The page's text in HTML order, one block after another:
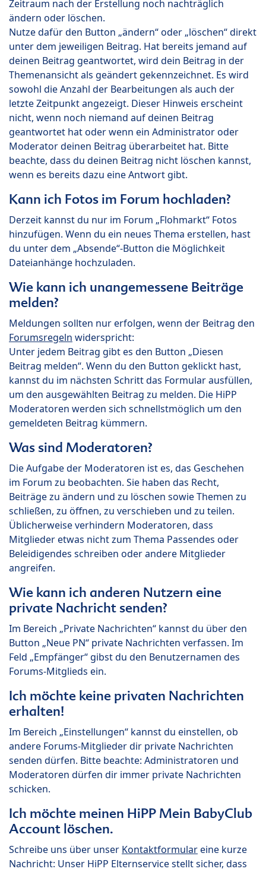
Zeitraum nach der Erstellung noch nachträglich
ändern oder löschen.
Nutze dafür den Button „ändern“ oder „löschen“ direkt
unter dem jeweiligen Beitrag. Hat bereits jemand auf
deinen Beitrag geantwortet, wird dein Beitrag in der
Themenansicht als geändert gekennzeichnet. Es wird
sowohl die Anzahl der Bearbeitungen als auch der
letzte Zeitpunkt angezeigt. Dieser Hinweis erscheint
nicht, wenn noch niemand auf deinen Beitrag
geantwortet hat oder wenn ein Administrator oder
Moderator deinen Beitrag überarbeitet hat. Bitte
beachte, dass du deinen Beitrag nicht löschen kannst,
wenn es bereits dazu eine Antwort gibt.
Kann ich Fotos im Forum hochladen?
Derzeit kannst du nur im Forum „Flohmarkt“ Fotos
hinzufügen. Wenn du ein neues Thema erstellen, hast
du unter dem „Absende“-Button die Möglichkeit
Dateianhänge hochzuladen.
Wie kann ich unangemessene Beiträge
melden?
Meldungen sollten nur erfolgen, wenn der Beitrag den
Forumsregeln widerspricht:
Unter jedem Beitrag gibt es den Button „Diesen
Beitrag melden“. Wenn du den Button geklickt hast,
kannst du im nächsten Schritt das Formular ausfüllen,
um den ausgewählten Beitrag zu melden. Die HiPP
Moderatoren werden sich schnellstmöglich um den
gemeldeten Beitrag kümmern.
Was sind Moderatoren?
Die Aufgabe der Moderatoren ist es, das Geschehen
im Forum zu beobachten. Sie haben das Recht,
Beiträge zu ändern und zu löschen sowie Themen zu
schließen, zu öffnen, zu verschieben und zu teilen.
Üblicherweise verhindern Moderatoren, dass
Mitglieder etwas nicht zum Thema Passendes oder
Beleidigendes schreiben oder andere Mitglieder
angreifen.
Wie kann ich anderen Nutzern eine
private Nachricht senden?
Im Bereich „Private Nachrichten“ kannst du über den
Button „Neue PN“ private Nachrichten verfassen. Im
Feld „Empfänger“ gibst du den Benutzernamen des
Forums-Mitglieds ein.
Ich möchte keine privaten Nachrichten
erhalten!
Im Bereich „Einstellungen“ kannst du einstellen, ob
andere Forums-Mitglieder dir private Nachrichten
senden dürfen. Bitte beachte: Administratoren und
Moderatoren dürfen dir immer private Nachrichten
schicken.
Ich möchte meinen HiPP Mein BabyClub
Account löschen.
Schreibe uns über unser Kontaktformulareine kurze
Nachricht: Unser HiPP Elternservice stellt sicher, dass